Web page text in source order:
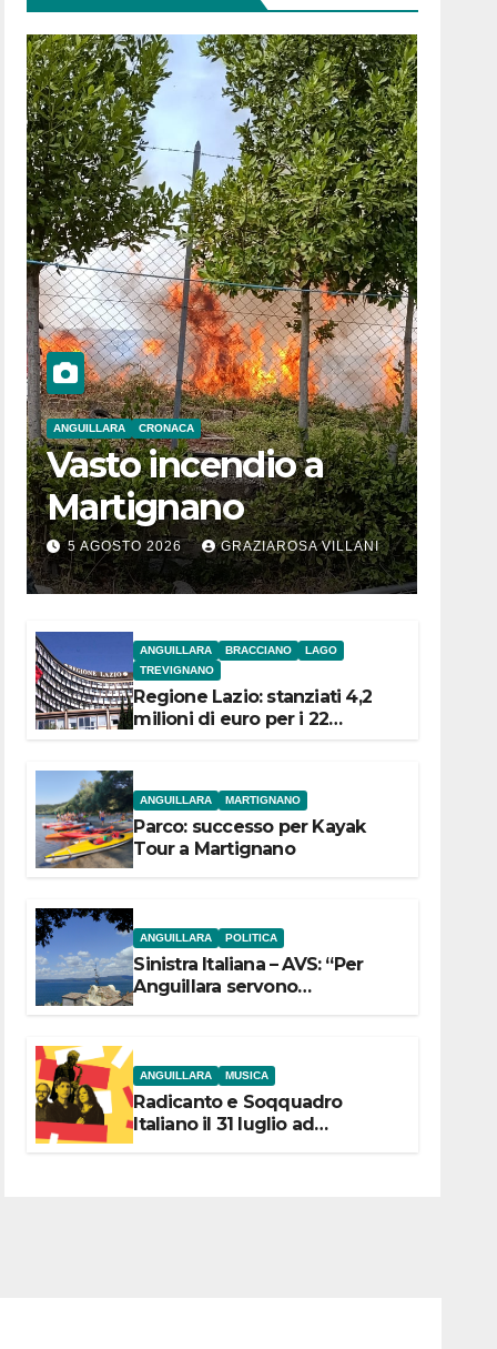
ANGUILLARA CRONACA
Vasto incendio a
Martignano
5 AGOSTO 2026 GRAZIAROSA VILLANI
ANGUILLARA BRACCIANO
LAGO
TREVIGNANO
Regione Lazio: stanziati 4,2
milioni di euro per i 22
ANGUILLARA MARTIGNANO
Parco: successo per Kayak
Tour a Martignano
ANGUILLARA POLITICA
Sinistra Italiana – AVS: “Per
Anguillara servono
ANGUILLARA MUSICA
Radicanto e Soqquadro
Italiano il 31 luglio ad